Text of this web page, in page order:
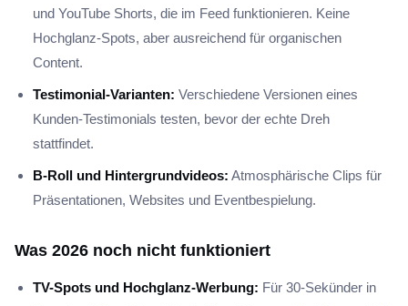
und YouTube Shorts, die im Feed funktionieren. Keine
Hochglanz-Spots, aber ausreichend für organischen
Content.
Testimonial-Varianten: Verschiedene Versionen eines
Kunden-Testimonials testen, bevor der echte Dreh
stattfindet.
B-Roll und Hintergrundvideos: Atmosphärische Clips für
Präsentationen, Websites und Eventbespielung.
Was 2026 noch nicht funktioniert
TV-Spots und Hochglanz-Werbung: Für 30-Sekünder in